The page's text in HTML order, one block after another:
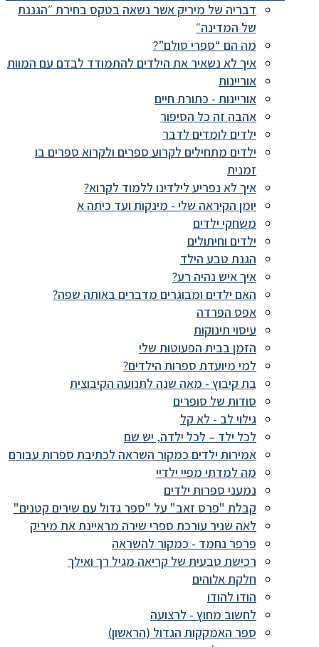
דבריה של מיריק אשר נשאה בטקס בחירת ״הגננת
של המדינה״
מה הם “ספרי סולם”?
איך לא נשאיר את הילדים להתמודד לבדם עם המוות
אוריינות
אוריינות - כתורת חיים
אהבה זה כל הסיפור
ילדים לומדים לדבר
ילדים מתחילים לקרוע ספרים ולקרוא ספרים בו
זמנית
איך לא נפריע לילדינו ללמוד לקרוא?
יומן הקיראה שלי - מינקות ועד כיתה א
משחקי ילדים
ילדים וחיתולים
הגנת טבע הילד
איך איש נהיה רע?
האם ילדים ומבוגרים מדברים באותה שפה?
אפס הפרדה
עיסוי תינוקות
הזמן בבית הפעוטות שלי
למי מיועדת ספרות הילדים?
בת קיבוץ - מאה שנה לתנועה הקיבוצית
סודות של סופרים
גילוי לב - לא קל
לכל ילד – לכל ילדה, יש שם
אמירות ילדים כמקור השראה לכתיבת ספרות עבורם
מה למדתי מפיי ילדיי
נמעני ספרות ילדים
קבלת "פרס זאב" על "ספר גדול עם שירים קטנים"
לאה שניר עורכת ספרי שירה מראיינת את מיריק
פרפר נחמד - כמקור להשראה
רכישת טבעית של קריאה מגיל רך ואילך
חלקת אלוהים
הודו להודו
לחשוב מחוץ - לרצועה
ספר האמקקות הגדול (הראשון)